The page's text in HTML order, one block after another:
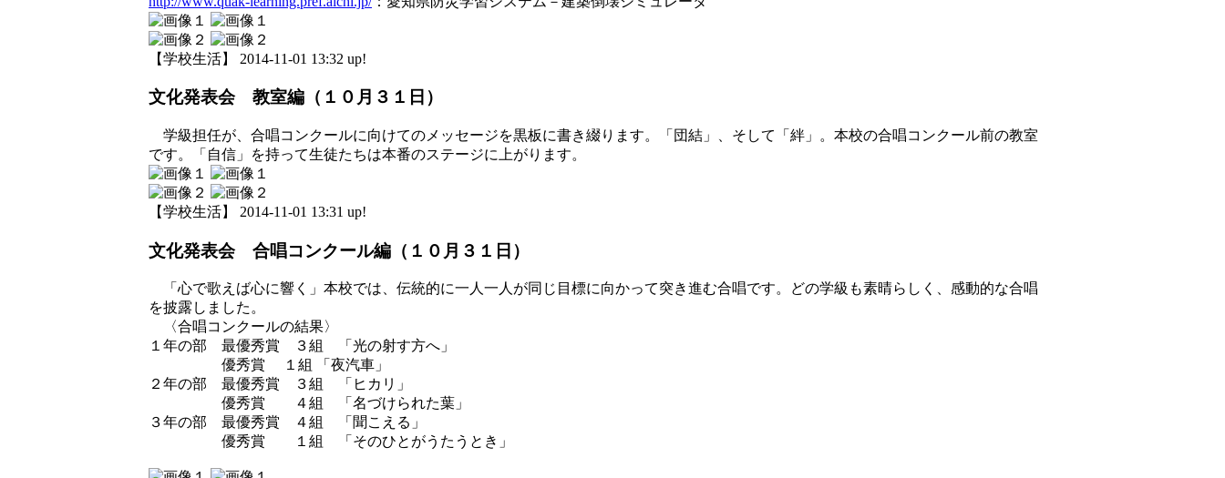
【学校生活】 2014-11-01 13:32 up!
文化発表会 教室編（１０月３１日）
学級担任が、合唱コンクールに向けてのメッセージを黒板に書き綴ります。「団結」、そして「絆」。本校の合唱コンクール前の教室
です。「自信」を持って生徒たちは本番のステージに上がります。
【学校生活】 2014-11-01 13:31 up!
文化発表会 合唱コンクール編（１０月３１日）
「心で歌えば心に響く」本校では、伝統的に一人一人が同じ目標に向かって突き進む合唱です。どの学級も素晴らしく、感動的な合唱
を披露しました。
〈合唱コンクールの結果〉
１年の部 最優秀賞 ３組 「光の射す方へ」
優秀賞 １組 「夜汽車」
２年の部 最優秀賞 ３組 「ヒカリ」
優秀賞 ４組 「名づけられた葉」
３年の部 最優秀賞 ４組 「聞こえる」
優秀賞 １組 「そのひとがうたうとき」